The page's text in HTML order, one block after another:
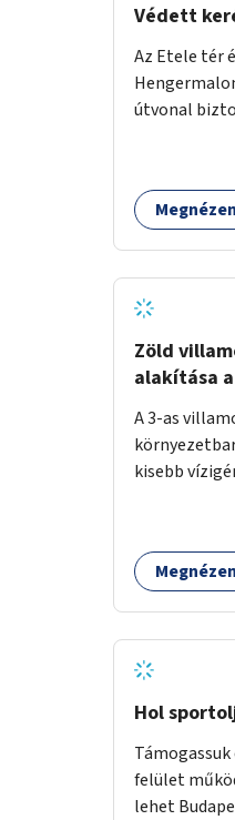
Védett
Az Etele tér
útvonal
családbarát
amely
Zöld
alakítása
A 3-as
kisebb
Hol
felület
lehet